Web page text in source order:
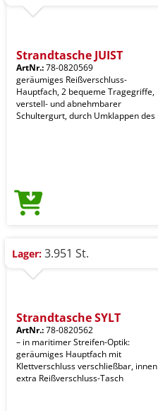
Strandtasche JUIST
ArtNr.:78-0820569
geräumiges Reißverschluss-
Hauptfach, 2 bequeme Tragegriffe,
verstell- und abnehmbarer
Schultergurt, durch Umklappen des
Lager: 3.951 St.
Strandtasche SYLT
ArtNr.:78-0820562
– in maritimer Streifen-Optik:
geräumiges Hauptfach mit
Klettverschluss verschließbar, innen
extra Reißverschluss-Tasch